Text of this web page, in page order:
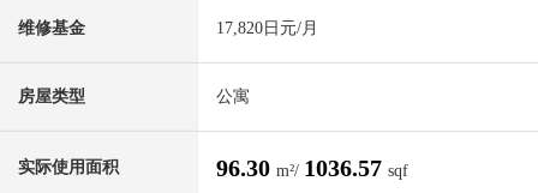
维修基金 17,820日元/月
房屋类型 公寓
实际使用面积 96.30 m²/ 1036.57 sqf